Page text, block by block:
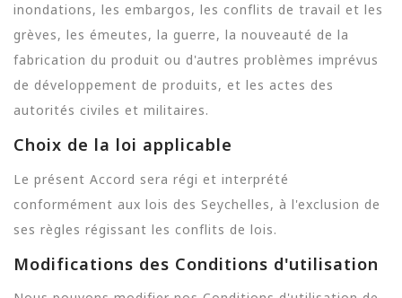
inondations, les embargos, les conflits de travail et les
grèves, les émeutes, la guerre, la nouveauté de la
fabrication du produit ou d'autres problèmes imprévus
de développement de produits, et les actes des
autorités civiles et militaires.
Choix de la loi applicable
Le présent Accord sera régi et interprété
conformément aux lois des Seychelles, à l'exclusion de
ses règles régissant les conflits de lois.
Modifications des Conditions d'utilisation